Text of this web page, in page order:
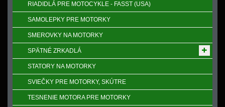
RIADIDLÁ PRE MOTOCYKLE - FASST (USA)
SAMOLEPKY PRE MOTORKY
SMEROVKY NA MOTORKY
SPӒTNÉ ZRKADLÁ
STATORY NA MOTORKY
SVIEČKY PRE MOTORKY, SKÚTRE
TESNENIE MOTORA PRE MOTORKY